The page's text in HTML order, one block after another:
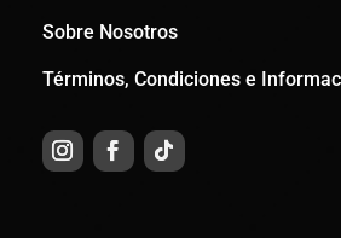
Sobre Nosotros
Términos, Condiciones e